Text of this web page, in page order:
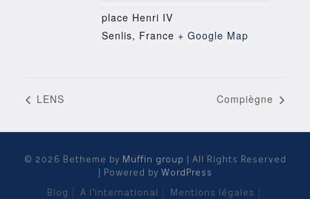
place Henri IV
Senlis, France + Google Map
LENS Compiègne
© 2026 Betheme by Muffin group
| All Rights Reserved
| Powered by WordPress
Blog A l’international Mentions légales